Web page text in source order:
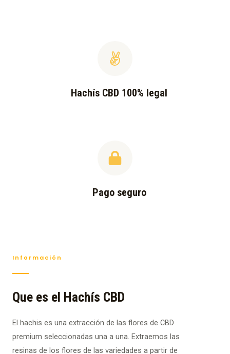
Hachís CBD 100% legal
Pago seguro
Información
Que es el Hachís CBD
El hachis es una extracción de las flores de CBD
premium seleccionadas una a una. Extraemos las
resinas de los flores de las variedades a partir de